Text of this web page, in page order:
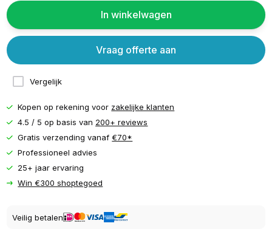
In winkelwagen
Vergelijk
Vraag offerte aan
Kopen op rekening voor zakelijke klanten
4.5 / 5 op basis van 200+ reviews
Gratis verzending vanaf€70*
Professioneel advies
25+ jaar ervaring
Win €300 shoptegoed
Veilig betalen